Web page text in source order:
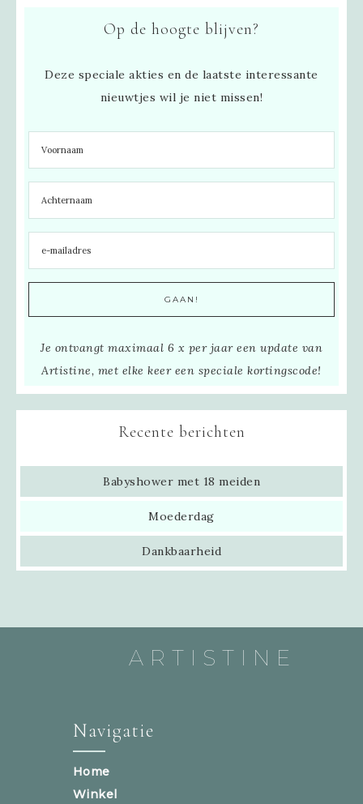
Op de hoogte blijven?
Deze speciale akties en de laatste interessante
nieuwtjes wil je niet missen!
Je ontvangt maximaal 6 x per jaar een update van
Artistine, met elke keer een speciale kortingscode!
Recente berichten
Babyshower met 18 meiden
Moederdag
Dankbaarheid
ARTISTINE
Navigatie
Home
Winkel